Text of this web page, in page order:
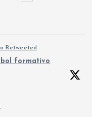
Retweeted
formativo